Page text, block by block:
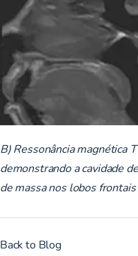
B) Ressonância magnética
demonstrando a cavidade
de massa nos lobos frontais
Back to Blog